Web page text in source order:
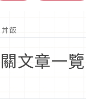
丼飯
文章一覽